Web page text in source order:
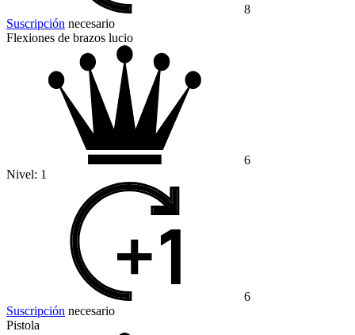
8
Suscripción necesario
Flexiones de brazos lucio
6
Nivel: 1
6
Suscripción necesario
Pistola